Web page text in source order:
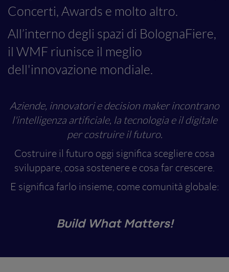
Concerti, Awards e molto altro.
All’interno degli spazi di BolognaFiere,
il WMF riunisce il meglio
dell'innovazione mondiale.
Aziende, innovatori e decision maker incontrano
l'intelligenza artificiale, la tecnologia e il digitale
per costruire il futuro.
Costruire il futuro oggi significa scegliere cosa
sviluppare, cosa sostenere e cosa far crescere.
E significa farlo insieme, come comunità globale:
Build What Matters!